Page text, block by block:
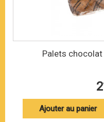
Palets
Ajouter au panier